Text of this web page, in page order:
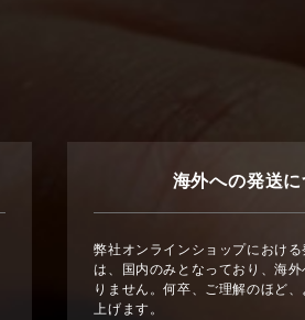
海外への発送
弊社オンラインショップにおけ
は、国内のみとなっており、海
りません。何卒、ご理解のほど
上げます。